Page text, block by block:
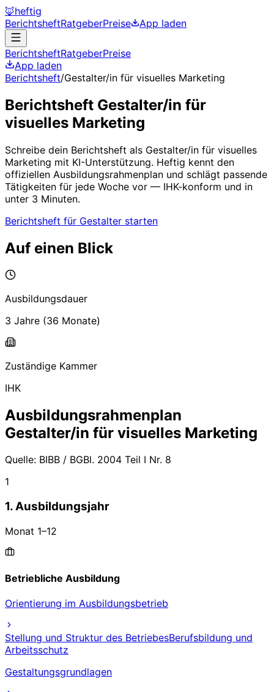
🦊heftig
BerichtsheftRatgeberPreise App laden
BerichtsheftRatgeberPreise
App laden
Berichtsheft/Gestalter/in für visuelles Marketing
Berichtsheft Gestalter/in für
visuelles Marketing
Schreibe dein Berichtsheft als Gestalter/in für visuelles
Marketing mit KI-Unterstützung. Heftig kennt den
offiziellen Ausbildungsrahmenplan und schlägt passende
Tätigkeiten für jede Woche vor — IHK-konform und in
unter 3 Minuten.
Berichtsheft für Gestalter starten
Auf einen Blick
Ausbildungsdauer
3 Jahre (36 Monate)
Zuständige Kammer
IHK
Ausbildungsrahmenplan
Gestalter/in für visuelles Marketing
Quelle: BIBB / BGBl. 2004 Teil I Nr. 8
1
1. Ausbildungsjahr
Monat 1–12
Betriebliche Ausbildung
Orientierung im Ausbildungsbetrieb
Stellung und Struktur des BetriebesBerufsbildung und
Arbeitsschutz
Gestaltungsgrundlagen